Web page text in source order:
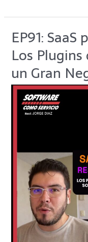
EP91:
Los
un Gran
EP91:
SaaS
para
Los
Plugins
WordPress
Negocio